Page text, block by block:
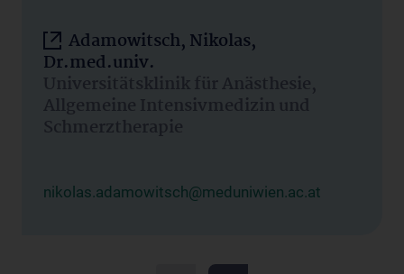
Adamowitsch, Nikolas,
Dr.med.univ.
Universitätsklinik für Anästhesie,
Allgemeine Intensivmedizin und
Schmerztherapie
nikolas.adamowitsch@meduniwien.ac.at